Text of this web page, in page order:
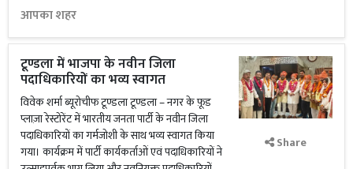
आपका शहर
टूण्डला में भाजपा के नवीन जिला
पदाधिकारियों का भव्य स्वागत
विवेक शर्मा ब्यूरोचीफ टूण्डला टूण्डला – नगर के फ़ूड
प्लाज़ा रेस्टोरेंट में भारतीय जनता पार्टी के नवीन जिला
पदाधिकारियों का गर्मजोशी के साथ भव्य स्वागत किया
गया। कार्यक्रम में पार्टी कार्यकर्ताओं एवं पदाधिकारियों ने
Share